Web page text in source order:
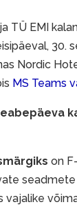
TÜ EMI
30.
Nordic
MS Teams
on
vajalike